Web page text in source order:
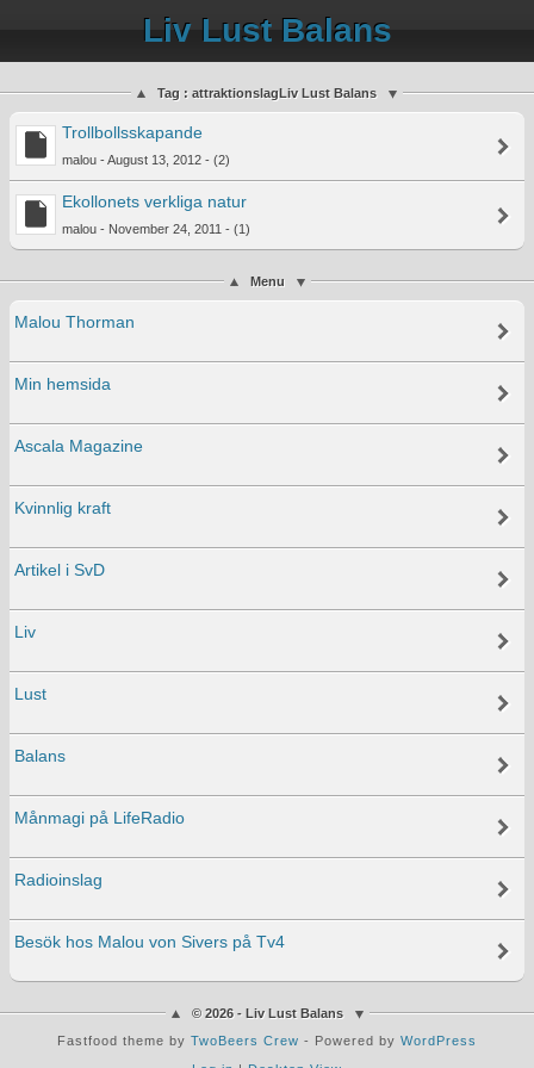
Liv Lust Balans
Tag : attraktionslagLiv Lust Balans
Trollbollsskapande
malou - August 13, 2012 - (2)
Ekollonets verkliga natur
malou - November 24, 2011 - (1)
Menu
Malou Thorman
Min hemsida
Ascala Magazine
Kvinnlig kraft
Artikel i SvD
Liv
Lust
Balans
Månmagi på LifeRadio
Radioinslag
Besök hos Malou von Sivers på Tv4
© 2026 - Liv Lust Balans
Fastfood theme by TwoBeers Crew - Powered by WordPress